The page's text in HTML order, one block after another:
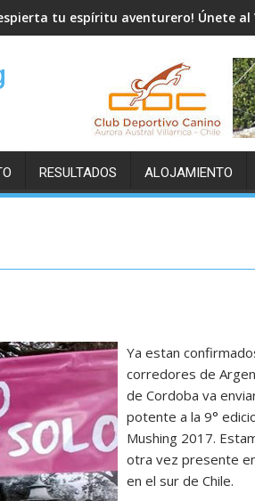
tu espíritu aventurero! Únete al
RESULTADOS ALOJAMIENTO
Ya estan
corredores de
de Cordoba va
potente a la 9°
Mushing 2017.
otra vez presente
en el sur de Chile.